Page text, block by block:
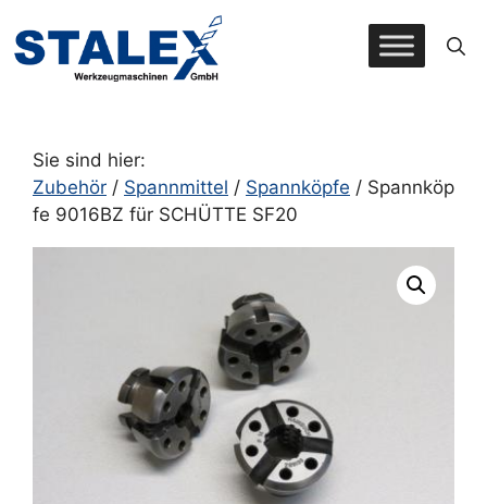
Inhalt
springen
Sie sind hier:
Zubehör / Spannmittel / Spannköpfe / Spannköp
fe 9016BZ für SCHÜTTE SF20